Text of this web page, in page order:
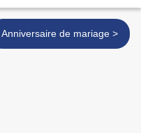
Anniversaire de mariage >